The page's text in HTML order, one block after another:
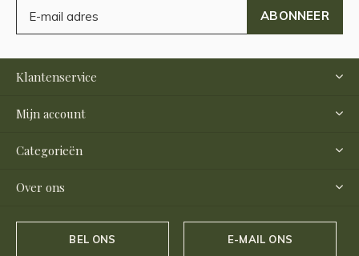
ABONNEER
Klantenservice
Mijn account
Categorieën
Over ons
BEL ONS E-MAIL ONS